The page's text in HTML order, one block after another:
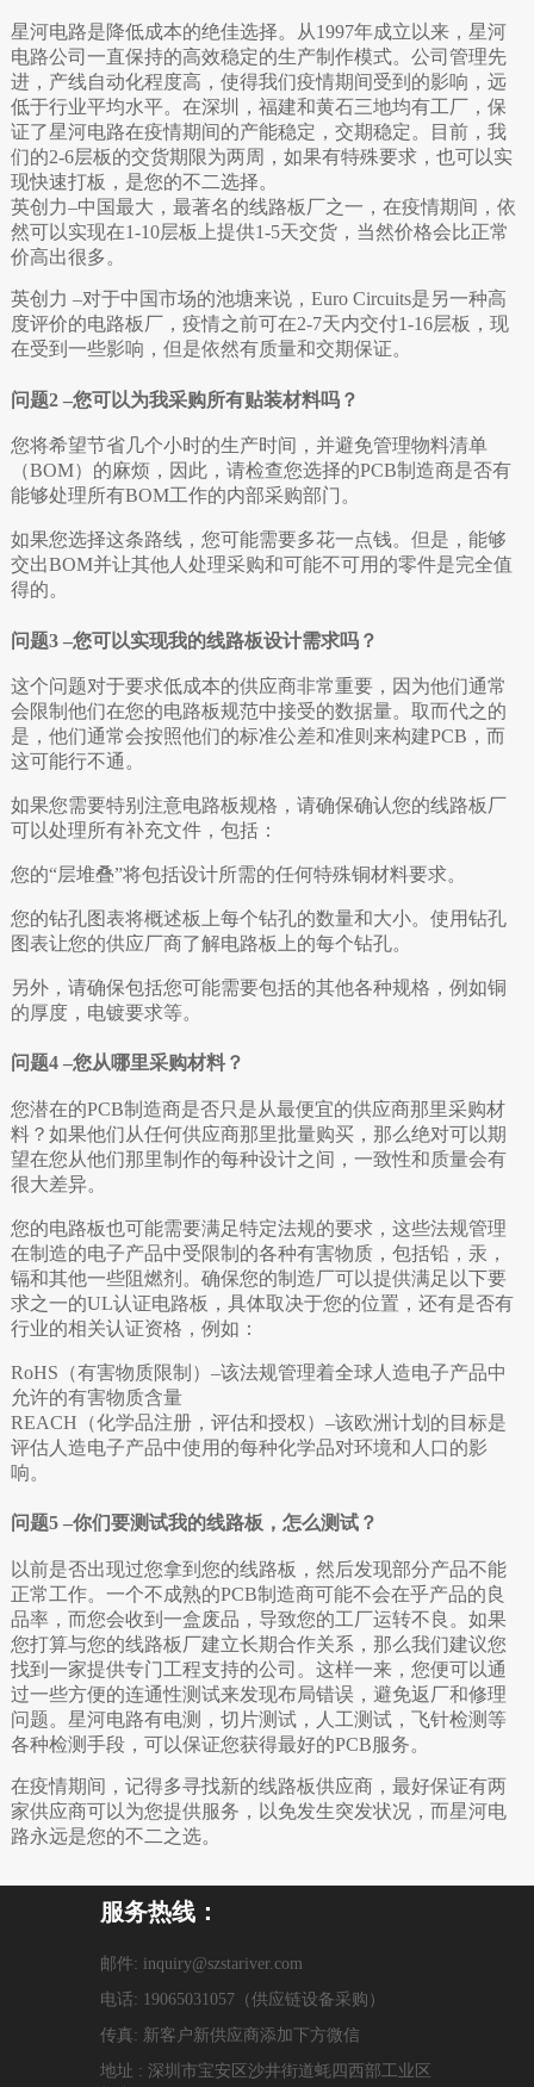
星河电路是降低成本的绝佳选择。从1997年成立以来，星河
电路公司一直保持的高效稳定的生产制作模式。公司管理先
进，产线自动化程度高，使得我们疫情期间受到的影响，远
低于行业平均水平。在深圳，福建和黄石三地均有工厂，保
证了星河电路在疫情期间的产能稳定，交期稳定。目前，我
们的2-6层板的交货期限为两周，如果有特殊要求，也可以实
现快速打板，是您的不二选择。
英创力–中国最大，最著名的线路板厂之一，在疫情期间，依
然可以实现在1-10层板上提供1-5天交货，当然价格会比正常
价高出很多。
英创力 –对于中国市场的池塘来说，Euro Circuits是另一种高
度评价的电路板厂，疫情之前可在2-7天内交付1-16层板，现
在受到一些影响，但是依然有质量和交期保证。
问题2 –您可以为我采购所有贴装材料吗？
您将希望节省几个小时的生产时间，并避免管理物料清单
（BOM）的麻烦，因此，请检查您选择的PCB制造商是否有
能够处理所有BOM工作的内部采购部门。
如果您选择这条路线，您可能需要多花一点钱。但是，能够
交出BOM并让其他人处理采购和可能不可用的零件是完全值
得的。
问题3 –您可以实现我的线路板设计需求吗？
这个问题对于要求低成本的供应商非常重要，因为他们通常
会限制他们在您的电路板规范中接受的数据量。取而代之的
是，他们通常会按照他们的标准公差和准则来构建PCB，而
这可能行不通。
如果您需要特别注意电路板规格，请确保确认您的线路板厂
可以处理所有补充文件，包括：
您的“层堆叠”将包括设计所需的任何特殊铜材料要求。
您的钻孔图表将概述板上每个钻孔的数量和大小。 使用钻孔
图表让您的供应厂商了解电路板上的每个钻孔。
另外，请确保包括您可能需要包括的其他各种规格，例如铜
的厚度，电镀要求等。
问题4 –您从哪里采购材料？
您潜在的PCB制造商是否只是从最便宜的供应商那里采购材
料？如果他们从任何供应商那里批量购买，那么绝对可以期
望在您从他们那里制作的每种设计之间，一致性和质量会有
很大差异。
您的电路板也可能需要满足特定法规的要求，这些法规管理
在制造的电子产品中受限制的各种有害物质，包括铅，汞，
镉和其他一些阻燃剂。确保您的制造厂可以提供满足以下要
求之一的UL认证电路板，具体取决于您的位置，还有是否有
行业的相关认证资格，例如：
RoHS（有害物质限制）–该法规管理着全球人造电子产品中
允许的有害物质含量
REACH（化学品注册，评估和授权）–该欧洲计划的目标是
评估人造电子产品中使用的每种化学品对环境和人口的影
响。
问题5 –你们要测试我的线路板，怎么测试？
以前是否出现过您拿到您的线路板，然后发现部分产品不能
正常工作。一个不成熟的PCB制造商可能不会在乎产品的良
品率，而您会收到一盒废品，导致您的工厂运转不良。如果
您打算与您的线路板厂建立长期合作关系，那么我们建议您
找到一家提供专门工程支持的公司。这样一来，您便可以通
过一些方便的连通性测试来发现布局错误，避免返厂和修理
问题。星河电路有电测，切片测试，人工测试，飞针检测等
各种检测手段，可以保证您获得最好的PCB服务。
在疫情期间，记得多寻找新的线路板供应商，最好保证有两
家供应商可以为您提供服务，以免发生突发状况，而星河电
路永远是您的不二之选。
服务热线：
邮件: inquiry@szstariver.com
电话: 19065031057（供应链设备采购）
传真: 新客户新供应商添加下方微信
地址 : 深圳市宝安区沙井街道蚝四西部工业区